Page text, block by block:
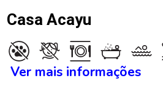
Casa Acayu
Ver mais informações